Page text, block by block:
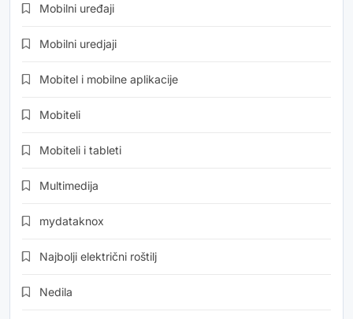
Mobilni uređaji
Mobilni uredjaji
Mobitel i mobilne aplikacije
Mobiteli
Mobiteli i tableti
Multimedija
mydataknox
Najbolji električni roštilj
Nedila